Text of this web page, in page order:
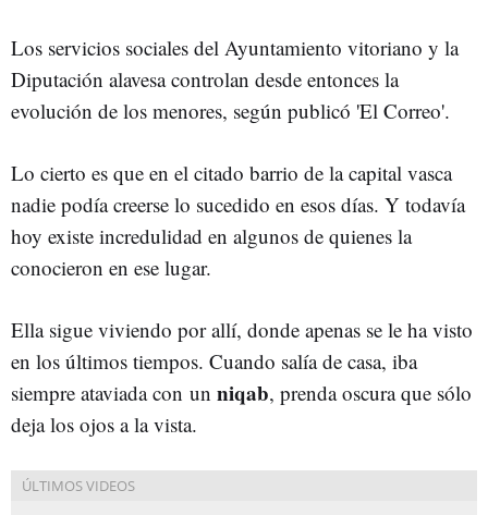
Los servicios sociales del Ayuntamiento vitoriano y la
Diputación alavesa controlan desde entonces la
evolución de los menores, según publicó 'El Correo'.
Lo cierto es que en el citado barrio de la capital vasca
nadie podía creerse lo sucedido en esos días. Y todavía
hoy existe incredulidad en algunos de quienes la
conocieron en ese lugar.
Ella sigue viviendo por allí, donde apenas se le ha visto
en los últimos tiempos. Cuando salía de casa, iba
siempre ataviada con un niqab, prenda oscura que sólo
deja los ojos a la vista.